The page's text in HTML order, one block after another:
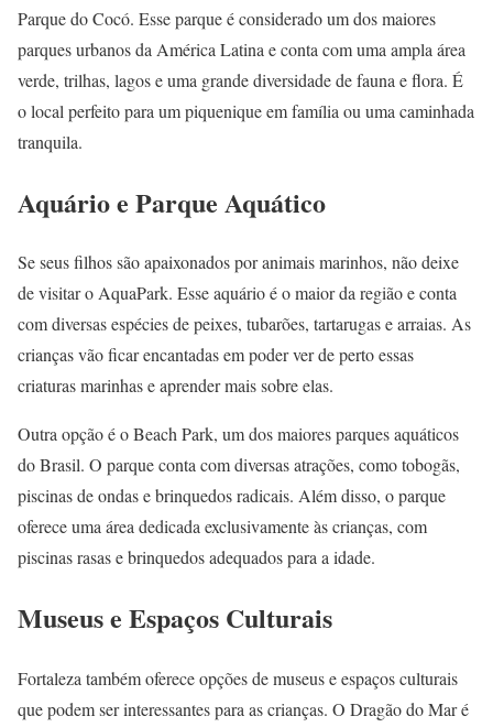
Parque do Cocó. Esse parque é considerado um dos maiores
parques urbanos da América Latina e conta com uma ampla área
verde, trilhas, lagos e uma grande diversidade de fauna e flora. É
o local perfeito para um piquenique em família ou uma caminhada
tranquila.
Aquário e Parque Aquático
Se seus filhos são apaixonados por animais marinhos, não deixe
de visitar o AquaPark. Esse aquário é o maior da região e conta
com diversas espécies de peixes, tubarões, tartarugas e arraias. As
crianças vão ficar encantadas em poder ver de perto essas
criaturas marinhas e aprender mais sobre elas.
Outra opção é o Beach Park, um dos maiores parques aquáticos
do Brasil. O parque conta com diversas atrações, como tobogãs,
piscinas de ondas e brinquedos radicais. Além disso, o parque
oferece uma área dedicada exclusivamente às crianças, com
piscinas rasas e brinquedos adequados para a idade.
Museus e Espaços Culturais
Fortaleza também oferece opções de museus e espaços culturais
que podem ser interessantes para as crianças. O Dragão do Mar é